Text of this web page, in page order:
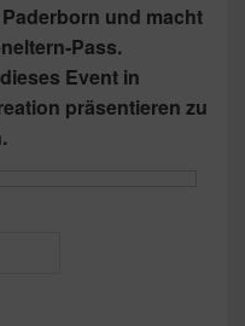
und macht
Pass.
Event in
präsentieren zu